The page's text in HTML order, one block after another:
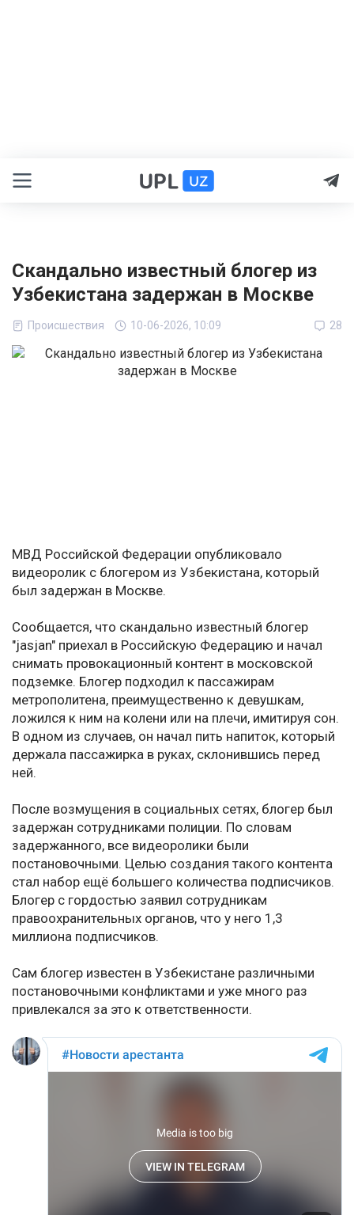
Скандально известный блогер из
Узбекистана задержан в Москве
Происшествия 10-06-2026, 10:09 28
МВД Российской Федерации опубликовало
видеоролик с блогером из Узбекистана, который
был задержан в Москве.
Сообщается, что скандально известный блогер
"jasjan" приехал в Российскую Федерацию и начал
снимать провокационный контент в московской
подземке. Блогер подходил к пассажирам
метрополитена, преимущественно к девушкам,
ложился к ним на колени или на плечи, имитируя сон.
В одном из случаев, он начал пить напиток, который
держала пассажирка в руках, склонившись перед
ней.
После возмущения в социальных сетях, блогер был
задержан сотрудниками полиции. По словам
задержанного, все видеоролики были
постановочными. Целью создания такого контента
стал набор ещё большего количества подписчиков.
Блогер с гордостью заявил сотрудникам
правоохранительных органов, что у него 1,3
миллиона подписчиков.
Сам блогер известен в Узбекистане различными
постановочными конфликтами и уже много раз
привлекался за это к ответственности.